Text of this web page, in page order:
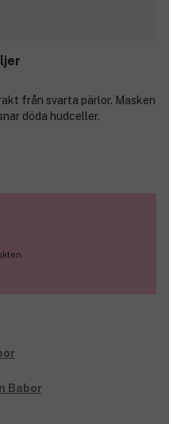
från svarta pärlor. Masken
döda hudceller.
Babor